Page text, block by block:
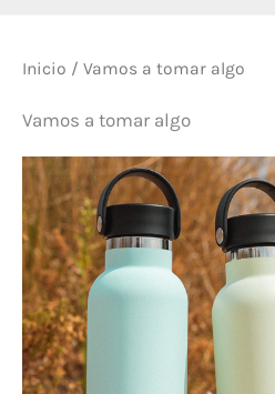
Inicio / Vamos a tomar algo
Vamos a tomar algo